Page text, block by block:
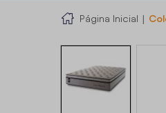
Página Inicial |